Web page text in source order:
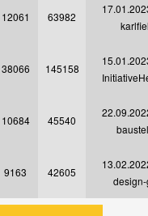
12061 63982
38066 145158
10684 45540
9163 42605